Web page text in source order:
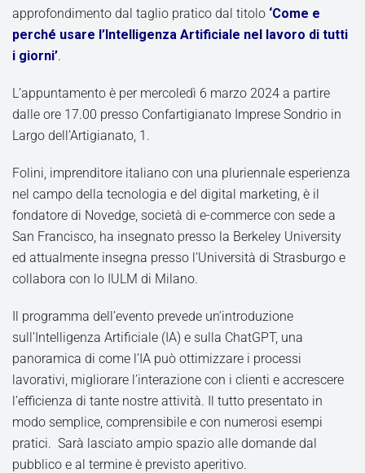
approfondimento dal taglio pratico dal titolo ‘Come e
perché usare l’Intelligenza Artificiale nel lavoro di tutti
i giorni’.
L’appuntamento è per mercoledì 6 marzo 2024 a partire
dalle ore 17.00 presso Confartigianato Imprese Sondrio in
Largo dell’Artigianato, 1.
Folini, imprenditore italiano con una pluriennale esperienza
nel campo della tecnologia e del digital marketing, è il
fondatore di Novedge, società di e-commerce con sede a
San Francisco, ha insegnato presso la Berkeley University
ed attualmente insegna presso l’Università di Strasburgo e
collabora con lo IULM di Milano.
Il programma dell’evento prevede un’introduzione
sull’Intelligenza Artificiale (IA) e sulla ChatGPT, una
panoramica di come l’IA può ottimizzare i processi
lavorativi, migliorare l’interazione con i clienti e accrescere
l’efficienza di tante nostre attività. Il tutto presentato in
modo semplice, comprensibile e con numerosi esempi
pratici. Sarà lasciato ampio spazio alle domande dal
pubblico e al termine è previsto aperitivo.